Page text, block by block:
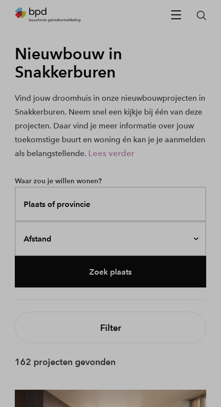
Nieuwbouw in
Snakkerburen
Vind jouw droomhuis in onze nieuwbouwprojecten in
Snakkerburen. Neem snel een kijkje bij één van deze
projecten. Daar vind je meer informatie over jouw
toekomstige buurt en woning én kan je je aanmelden
als belangstellende. Lees verder
Waar zou je willen wonen?
Plaats of provincie
Afstand
Zoek plaats
Filter
162 projecten gevonden